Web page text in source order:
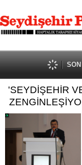
'SEYDİŞEHİR